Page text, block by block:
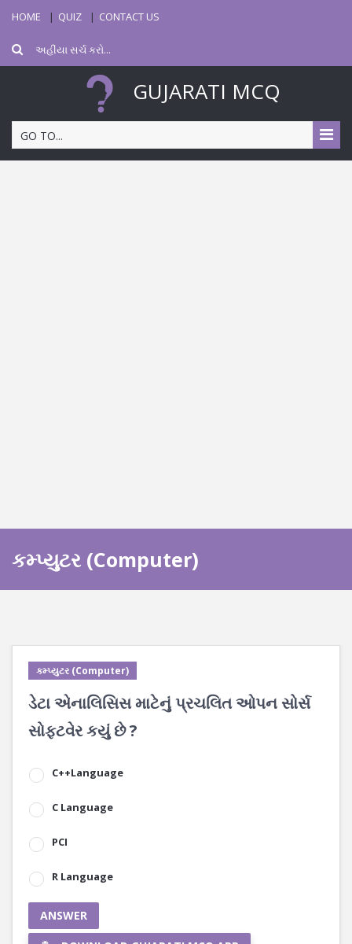
HOME QUIZ CONTACT US
GUJARATI MCQ
GO TO...
કમ્પ્યુટર (Computer)
કમ્પ્યુટર (Computer)
ડેટા એનાલિસિસ માટેનું પ્રચલિત ઓપન સોર્સ
સોફ્ટવેર કયું છે ?
C++Language
C Language
PCI
R Language
ANSWER